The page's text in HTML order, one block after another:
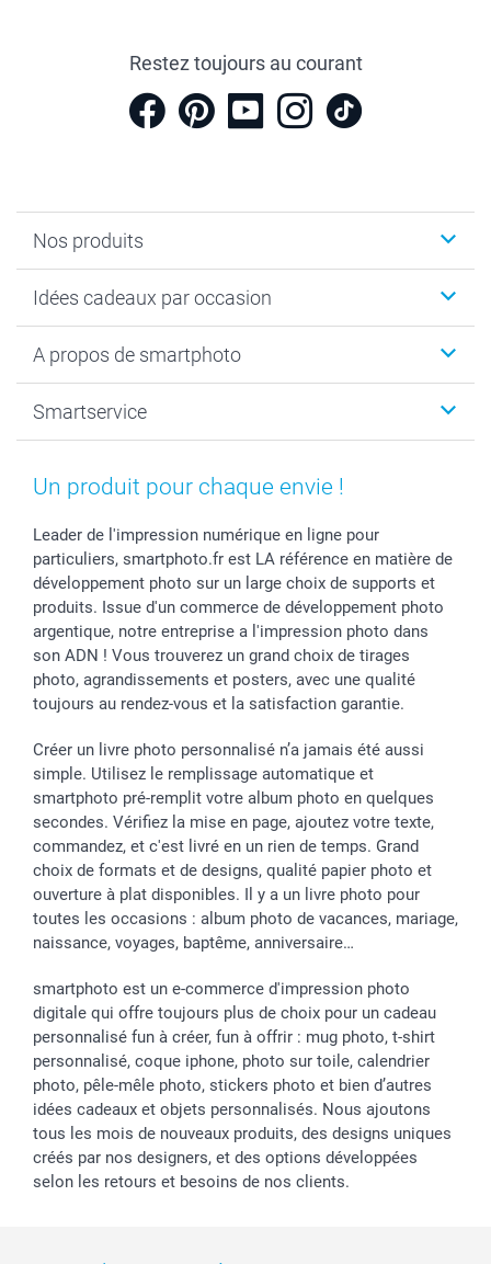
Restez toujours au courant
Nos produits
Calendrier photo & Agenda photo
Tirage photo & agrandissement
Faire-part & Cartes
Coques smartphone
Cadres photo & accessoires déco
Dénicheur d'idées cadeau
Idées cadeaux par occasion
Anniversaire
Naissance & baptême
Fête des Mères
Communion
Baptême
Toussaint
Rentrée des classes
Saint-Valentin
Vacances
A propos de smartphoto
Plan du site
Droit de rétraction
Vie privée
Gestion des cookies
Tarifs
Partenariats & Influence
Investisseurs
Smartservice
Aide
smartfriends
Livraison
Modes de paiement
Grandes quantités
Statut de ma commande
Un produit pour chaque envie !
Leader de l'impression numérique en ligne pour
particuliers, smartphoto.fr est LA référence en matière de
développement photo sur un large choix de supports et
produits. Issue d'un commerce de développement photo
argentique, notre entreprise a l'impression photo dans
son ADN ! Vous trouverez un grand choix de tirages
photo, agrandissements et posters, avec une qualité
toujours au rendez-vous et la satisfaction garantie.
Créer un livre photo personnalisé n’a jamais été aussi
simple. Utilisez le remplissage automatique et
smartphoto pré-remplit votre album photo en quelques
secondes. Vérifiez la mise en page, ajoutez votre texte,
commandez, et c'est livré en un rien de temps. Grand
choix de formats et de designs, qualité papier photo et
ouverture à plat disponibles. Il y a un livre photo pour
toutes les occasions : album photo de vacances, mariage,
naissance, voyages, baptême, anniversaire…
smartphoto est un e-commerce d'impression photo
digitale qui offre toujours plus de choix pour un cadeau
personnalisé fun à créer, fun à offrir : mug photo, t-shirt
personnalisé, coque iphone, photo sur toile, calendrier
photo, pêle-mêle photo, stickers photo et bien d’autres
idées cadeaux et objets personnalisés. Nous ajoutons
tous les mois de nouveaux produits, des designs uniques
créés par nos designers, et des options développées
selon les retours et besoins de nos clients.